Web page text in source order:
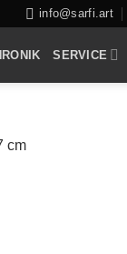
info@sarfi.art
SERVICE